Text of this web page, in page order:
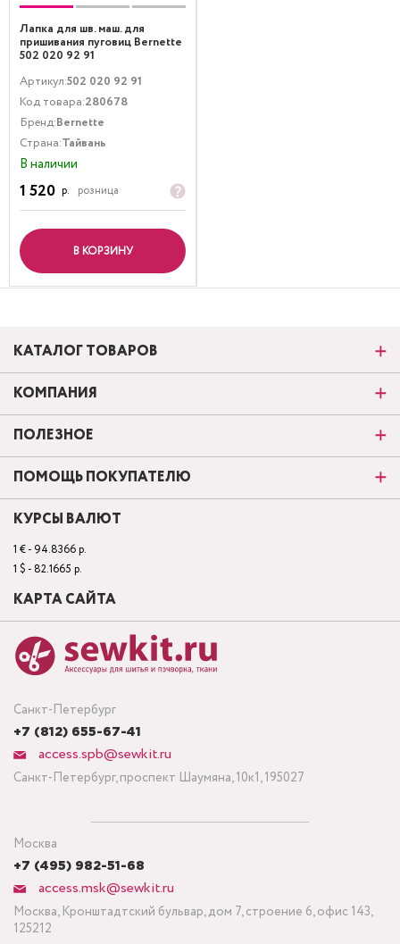
Лапка для шв. маш. для
пришивания пуговиц Bernette
502 020 92 91
Артикул:502 020 92 91
Код товара:280678
Бренд:Bernette
Страна:Тайвань
В наличии
1 520 р. розница
В КОРЗИНУ
Санкт-Петербург
+7 (812) 655-67-41
access.spb@sewkit.ru
Санкт-Петербург, проспект Шаумяна, 10к1, 195027
Москва
+7 (495) 982-51-68
access.msk@sewkit.ru
Москва, Кронштадтский бульвар, дом 7, строение 6, офис 143,
125212
КАТАЛОГ ТОВАРОВ
КОМПАНИЯ
ПОЛЕЗНОЕ
ПОМОЩЬ ПОКУПАТЕЛЮ
КУРСЫ ВАЛЮТ
1 € - 94.8366 р.
1 $ - 82.1665 р.
КАРТА САЙТА